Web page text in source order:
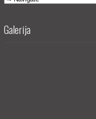
Galerija